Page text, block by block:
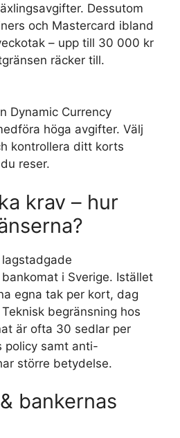
Dessutom
och Mastercard ibland
– upp till 30 000 kr
räcker till.
Dynamic Currency
höga avgifter. Välj
kontrollera ditt korts
reser.
krav – hur
i Sverige. Istället
egna tak per kort, dag
begränsning hos
är ofta 30 sedlar per
policy samt anti-
större betydelse.
bankernas